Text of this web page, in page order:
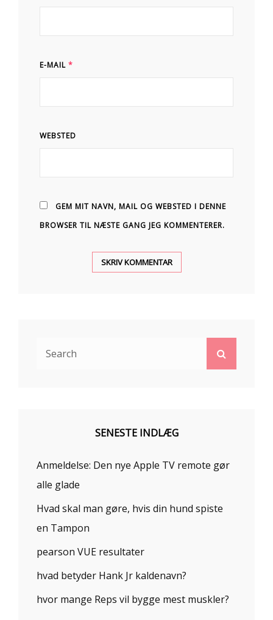
E-MAIL *
WEBSTED
GEM MIT NAVN, MAIL OG WEBSTED I DENNE
BROWSER TIL NÆSTE GANG JEG KOMMENTERER.
SENESTE INDLÆG
Anmeldelse: Den nye Apple TV remote gør
alle glade
Hvad skal man gøre, hvis din hund spiste
en Tampon
pearson VUE resultater
hvad betyder Hank Jr kaldenavn?
hvor mange Reps vil bygge mest muskler?